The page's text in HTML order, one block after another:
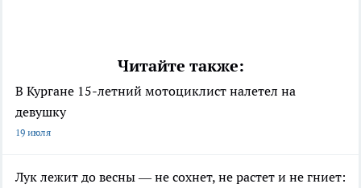
Читайте также:
В Кургане 15-летний мотоциклист налетел на
девушку
19 июля
Лук лежит до весны — не сохнет, не растет и не гниет: